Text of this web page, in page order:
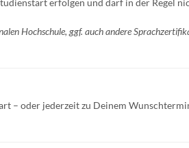
erfolgen und darf in der Regel
Hochschule, ggf. auch andere
– oder jederzeit zu Deinem